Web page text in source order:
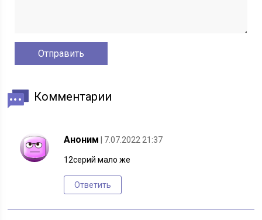
Комментарии
Аноним | 7.07.2022 21:37
12серий мало же
Ответить